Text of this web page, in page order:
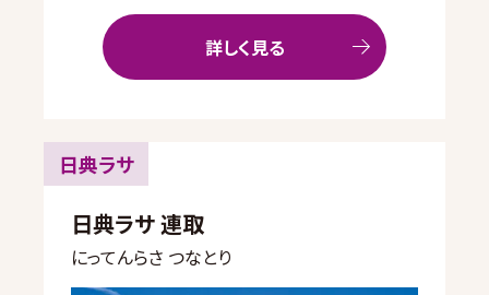
詳しく見る
日典ラサ
日典ラサ 連取
にってんらさ つなとり